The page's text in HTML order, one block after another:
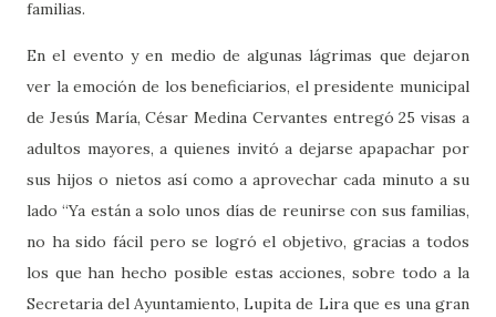
familias.
En el evento y en medio de algunas lágrimas que dejaron
ver la emoción de los beneficiarios, el presidente municipal
de Jesús María, César Medina Cervantes entregó 25 visas a
adultos mayores, a quienes invitó a dejarse apapachar por
sus hijos o nietos así como a aprovechar cada minuto a su
lado “Ya están a solo unos días de reunirse con sus familias,
no ha sido fácil pero se logró el objetivo, gracias a todos
los que han hecho posible estas acciones, sobre todo a la
Secretaria del Ayuntamiento, Lupita de Lira que es una gran